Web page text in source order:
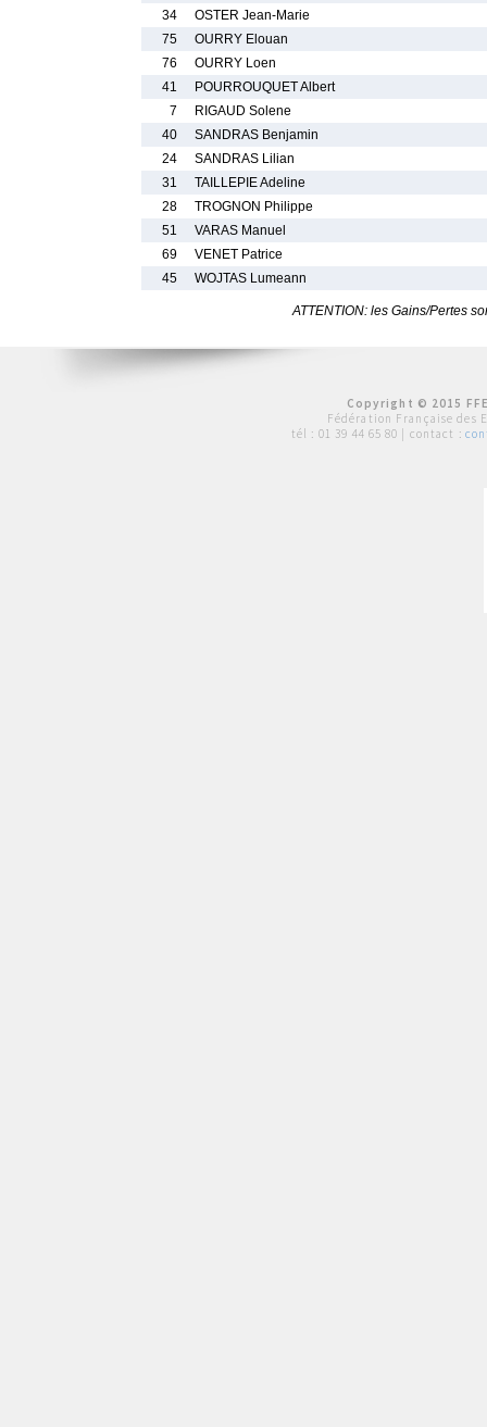
34
OSTER Jean-Marie
75
OURRY Elouan
76
OURRY Loen
41
POURROUQUET Albert
7
RIGAUD Solene
40
SANDRAS Benjamin
24
SANDRAS Lilian
31
TAILLEPIE Adeline
28
TROGNON Philippe
51
VARAS Manuel
69
VENET Patrice
45
WOJTAS Lumeann
ATTENTION: les Gains/Pertes
Copyright © 2015
Fédération Française des
tél : 01 39 44 65 80 | contact :